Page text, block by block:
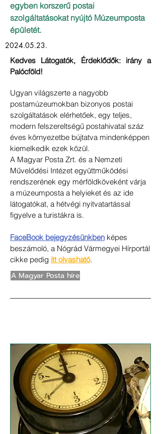
egyben korszerű postai
szolgáltatásokat nyújtó Múzeumposta
épületét.
2024.05.23.
Kedves Látogatók, Érdeklődők: irány a
Palócföld!
Ugyan világszerte a nagyobb
postamúzeumokban bizonyos postai
szolgáltatások elérhetőek, egy teljes,
modern felszereltségű postahivatal száz
éves környezetbe bújtatva mindenképpen
kiemelkedik ezek közül.
A Magyar Posta Zrt. és a Nemzeti
Művelődési Intézet együttműködési
rendszerének egy mérföldköveként várja
a múzeumposta a helyieket és az ide
látogatókat, a hétvégi nyitvatartással
figyelve a turistákra is.
FaceBook bejegyzésünkben képes
beszámoló, a Nógrád Vármegyei Hírportál
cikke pedig itt olvasható.
A Magyar Posta híre